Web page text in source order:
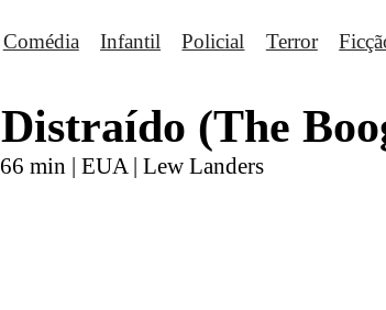
Comédia Infantil Policial Terror
(The
min | EUA | Lew Landers